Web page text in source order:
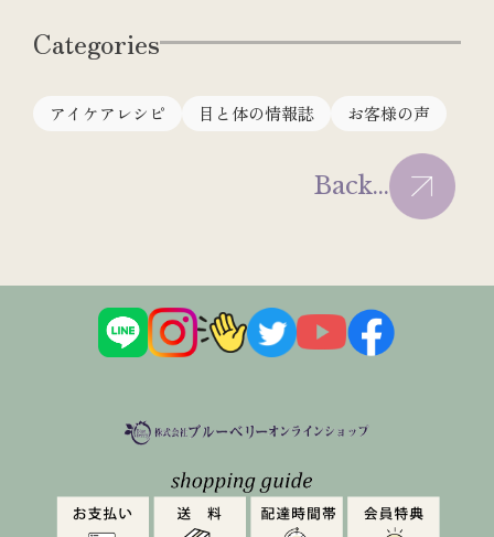
Categories
アイケアレシピ 目と体の情報誌 お客様の声
Back...